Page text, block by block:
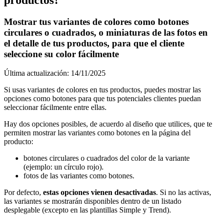
Mostrar tus variantes de colores como botones
circulares o cuadrados, o miniaturas de las fotos en
el detalle de tus productos, para que el cliente
seleccione su color fácilmente
Última actualización: 14/11/2025
Si usas variantes de colores en tus productos, puedes mostrar las
opciones como botones para que tus potenciales clientes puedan
seleccionar fácilmente entre ellas.
Hay dos opciones posibles, de acuerdo al diseño que utilices, que te
permiten mostrar las variantes como botones en la página del
producto:
botones circulares o cuadrados del color de la variante
(ejemplo: un círculo rojo).
fotos de las variantes como botones.
Por defecto, estas opciones vienen desactivadas. Si no las activas,
las variantes se mostrarán disponibles dentro de un listado
desplegable (excepto en las plantillas Simple y Trend).